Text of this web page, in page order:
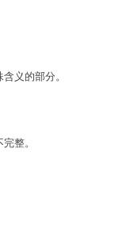
义的部分。
整。